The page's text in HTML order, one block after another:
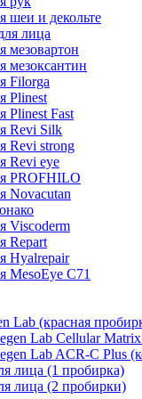
шеи и декольте
лица
мезовартон
мезоксантин
Filorga
Plinest
Plinest Fast
Revi Silk
Revi strong
Revi eye
PROFHILO
Novacutan
Viscoderm
Repart
Hyalrepair
MesoEye C71
Lab (красная
Lab Cellular
Lab ACR-C Plus
лица (1 пробирка)
лица (2 пробирки)